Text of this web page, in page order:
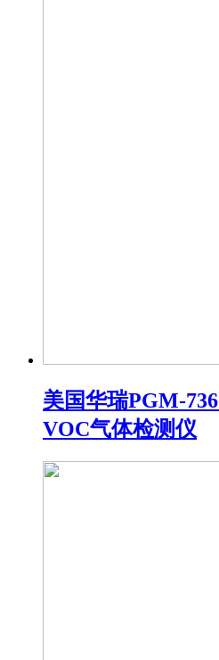
美国华瑞PGM-
VOC气体检测仪